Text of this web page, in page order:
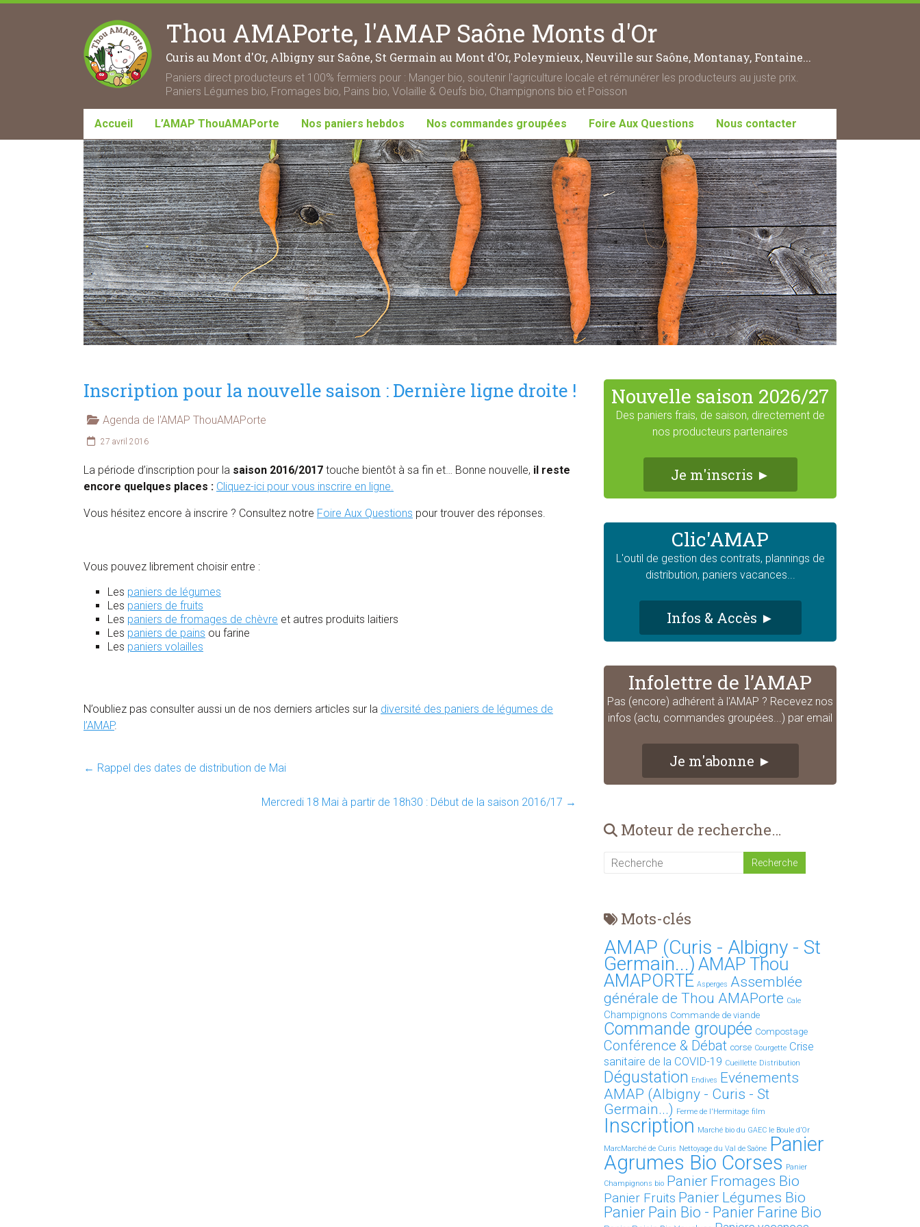
Thou AMAPorte, l'AMAP Saône Monts d'Or
Curis au Mont d'Or, Albigny sur Saône, St Germain au Mont d'Or, Poleymieux, Neuville sur Saône, Montanay, Fontaine...
Paniers direct producteurs et 100% fermiers pour : Manger bio, soutenir l'agriculture locale et rémunérer les producteurs au juste prix.
Paniers Légumes bio, Fromages bio, Pains bio, Volaille & Oeufs bio, Champignons bio et Poisson
Accueil L’AMAP ThouAMAPorte Nos paniers hebdos Nos commandes groupées Foire Aux Questions Nous contacter
Inscription pour la nouvelle saison : Dernière ligne droite !
Agenda de l'AMAP ThouAMAPorte
27 avril 2016
La période d’inscription pour la saison 2016/2017 touche bientôt à sa fin et… Bonne nouvelle, il reste
encore quelques places : Cliquez-ici pour vous inscrire en ligne.
Vous hésitez encore à inscrire ? Consultez notre Foire Aux Questions pour trouver des réponses.
Vous pouvez librement choisir entre :
Les paniers de légumes
Les paniers de fruits
Les paniers de fromages de chèvre et autres produits laitiers
Les paniers de pains ou farine
Les paniers volailles
N’oubliez pas consulter aussi un de nos derniers articles sur la diversité des paniers de légumes de
l’AMAP.
← Rappel des dates de distribution de Mai
Mercredi 18 Mai à partir de 18h30 : Début de la saison 2016/17 →
Nouvelle saison 2026/27
Des paniers frais, de saison, directement de
nos producteurs partenaires
Je m'inscris ►
Clic'AMAP
L'outil de gestion des contrats, plannings de
distribution, paniers vacances...
Infos & Accès ►
Infolettre de l’AMAP
Pas (encore) adhérent à l'AMAP ? Recevez nos
infos (actu, commandes groupées...) par email
Je m'abonne ►
Moteur de recherche…
Mots-clés
AMAP (Curis - Albigny - St
Germain...) AMAP Thou
AMAPORTE Asperges Assemblée
générale de Thou AMAPorte Cale
Champignons Commande de viande
Commande groupée Compostage
Conférence & Débat corse Courgette Crise
sanitaire de la COVID-19 Cueillette Distribution
Dégustation Endives Evénements
AMAP (Albigny - Curis - St
Germain...) Ferme de l'Hermitage film
Inscription Marché bio du GAEC le Boule d’Or
MarcMarché de Curis Nettoyage du Val de Saône Panier
Agrumes Bio Corses Panier
Champignons bio Panier Fromages Bio
Panier Fruits Panier Légumes Bio
Panier Pain Bio - Panier Farine Bio